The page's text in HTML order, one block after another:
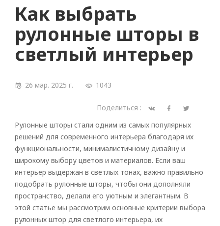
Как выбрать
рулонные шторы в
светлый интерьер
26 мар. 2025 г. 1043
Поделиться :
Рулонные шторы стали одним из самых популярных
решений для современного интерьера благодаря их
функциональности, минималистичному дизайну и
широкому выбору цветов и материалов. Если ваш
интерьер выдержан в светлых тонах, важно правильно
подобрать рулонные шторы, чтобы они дополняли
пространство, делали его уютным и элегантным. В
этой статье мы рассмотрим основные критерии выбора
рулонных штор для светлого интерьера, их